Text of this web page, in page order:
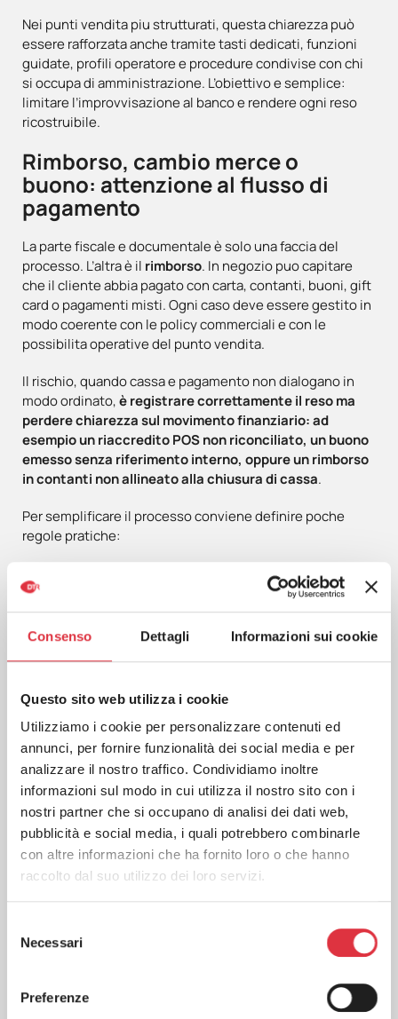
Consenso Dettagli Informazioni sui cookie
Questo sito web utilizza i cookie
Utilizziamo i cookie per personalizzare contenuti ed
annunci, per fornire funzionalità dei social media e per
analizzare il nostro traffico. Condividiamo inoltre
informazioni sul modo in cui utilizza il nostro sito con i
nostri partner che si occupano di analisi dei dati web,
pubblicità e social media, i quali potrebbero combinarle
con altre informazioni che ha fornito loro o che hanno
raccolto dal suo utilizzo dei loro servizi.
delNecessari
Preferenze
Nei punti vendita piu strutturati, questa chiarezza può
essere rafforzata anche tramite tasti dedicati, funzioni
guidate, profili operatore e procedure condivise con chi
si occupa di amministrazione. L’obiettivo e semplice:
limitare l’improvvisazione al banco e rendere ogni reso
ricostruibile.
Rimborso, cambio merce o
buono: attenzione al flusso di
pagamento
La parte fiscale e documentale è solo una faccia del
processo. L’altra è il rimborso. In negozio puo capitare
che il cliente abbia pagato con carta, contanti, buoni, gift
card o pagamenti misti. Ogni caso deve essere gestito in
modo coerente con le policy commerciali e con le
possibilita operative del punto vendita.
Il rischio, quando cassa e pagamento non dialogano in
modo ordinato,è registrare correttamente il reso ma
perdere chiarezza sul movimento finanziario: ad
esempio un riaccredito POS non riconciliato, un buono
emesso senza riferimento interno, oppure un rimborso
in contanti non allineato alla chiusura di cassa.
Per semplificare il processo conviene definire poche
regole pratiche:
Rimborsare, quando possibile, sullo stesso metodo di
pagamento utilizzato in fase di vendita;
Assegnare un identificativo ai buoni o voucher emessi
in seguito a un reso;
Controllare che il movimento di cassa sia leggibile nei
report di fine giornata;
Prevedere un passaggio di autorizzazione per resi
oltre una certa soglia o fuori policy.
Come semplificare il processo:
una procedura in 6 passaggi
Una buona procedura di reso deve essere breve,
replicabile e facile da spiegare al personale.
Accogliere la richiesta e verificare le condizioni di reso
controllando data, numero e articoli acquistati;
Selezionare la funzione corretta sul registratore